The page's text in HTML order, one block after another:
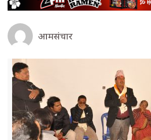
आमसंचार